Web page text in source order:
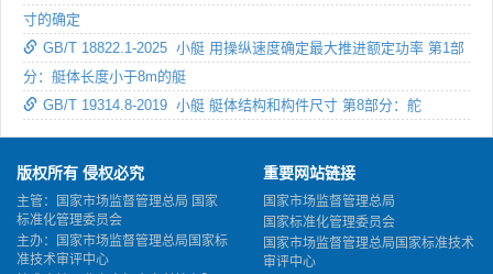
寸的确定
GB/T 18822.1-2025 小艇 用操纵速度确定最大推进额定功率 第1部
分：艇体长度小于8m的艇
GB/T 19314.8-2019 小艇 艇体结构和构件尺寸 第8部分：舵
版权所有 侵权必究
主管：国家市场监督管理总局 国家
标准化管理委员会
主办：国家市场监督管理总局国家标
准技术审评中心
重要网站链接
国家市场监督管理总局
国家标准化管理委员会
国家市场监督管理总局国家标准技术
审评中心